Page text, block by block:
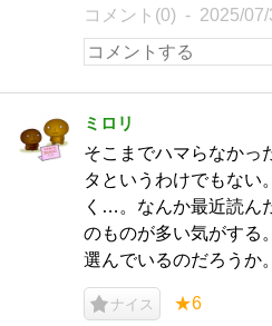
コメント(0) 2025/07/
ミロリ
そこまでハマらなかっ
タというわけでもない
く…。なんか最近読ん
のものが多い気がする
選んでいるのだろうか
ナイス ★6